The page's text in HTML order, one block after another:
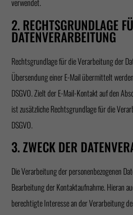
verwendet.
2. RECHTSGRUNDLAGE
DATENVERARBEITUNG
Rechtsgrundlage für die Verarbeitung der
Übersendung einer E-Mail übermittelt
DSGVO. Zielt der E-Mail-Kontakt auf den
ist zusätzliche Rechtsgrundlage für die
DSGVO.
3. ZWECK DER
Die Verarbeitung der personenbezogenen
Bearbeitung der Kontaktaufnahme. Hieran
berechtigte Interesse an der Verarbeitung